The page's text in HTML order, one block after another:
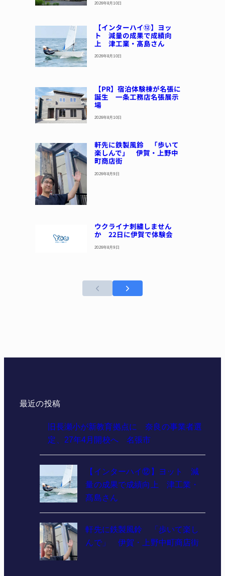
2026年8月10日
【インターハイ⑫】ヨッ
ト 減量の成果で成績向
上 津工業・髙島さん
2026年8月10日
【PR】宿泊体験棟が名張に
誕生 一条工務店名張展示
場
2026年8月10日
軒先に鉄製風鈴 「歩いて
楽しんで」 伊賀・上野中
町商店街
2026年8月9日
ウクライナ刺繍しません
か 22日に伊賀で体験会
2026年8月9日
最近の投稿
旧長瀬小が新教育拠点に 奈良の事業者選
定、27年4月開校へ 名張市
【インターハイ⑫】ヨット 減
量の成果で成績向上 津工業・
髙島さん
軒先に鉄製風鈴 「歩いて楽し
んで」 伊賀・上野中町商店街